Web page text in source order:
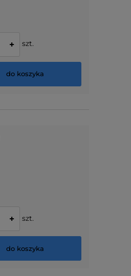
+ szt.
do koszyka
+ szt.
do koszyka